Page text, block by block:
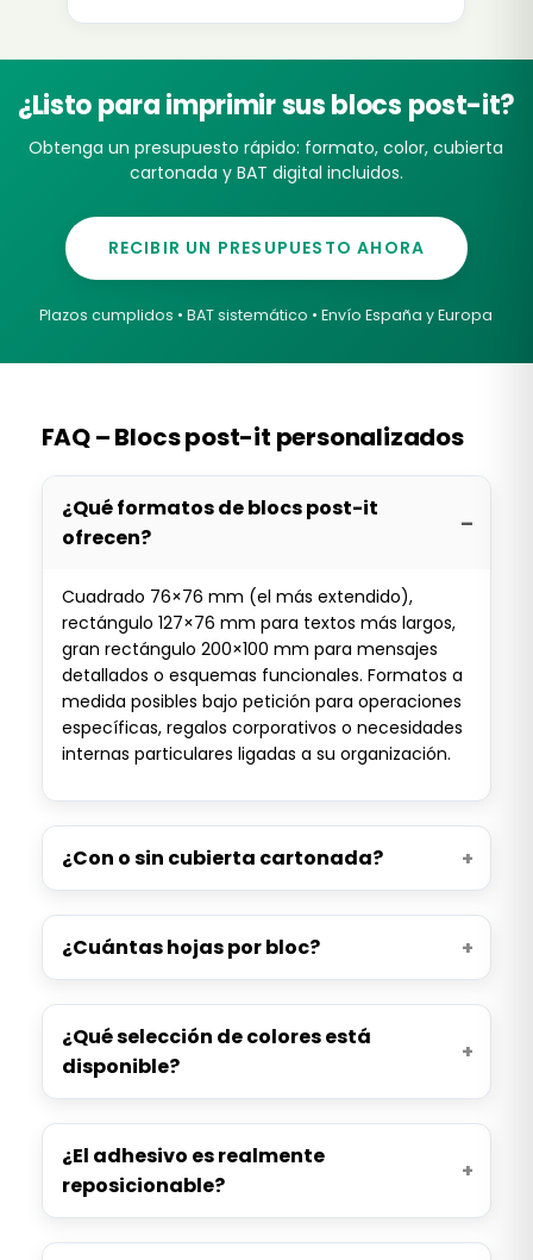
¿Listo para imprimir sus blocs post-it?
Obtenga un presupuesto rápido: formato, color, cubierta
cartonada y BAT digital incluidos.
RECIBIR UN PRESUPUESTO AHORA
Plazos cumplidos • BAT sistemático • Envío España y Europa
FAQ – Blocs post-it personalizados
¿Qué formatos de blocs post-it
ofrecen?
Cuadrado 76×76 mm (el más extendido),
rectángulo 127×76 mm para textos más largos,
gran rectángulo 200×100 mm para mensajes
detallados o esquemas funcionales. Formatos a
medida posibles bajo petición para operaciones
específicas, regalos corporativos o necesidades
internas particulares ligadas a su organización.
¿Con o sin cubierta cartonada?
¿Cuántas hojas por bloc?
¿Qué selección de colores está
disponible?
¿El adhesivo es realmente
reposicionable?